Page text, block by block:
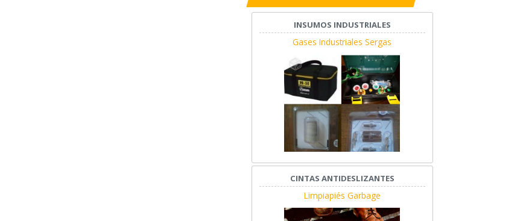
INSUMOS INDUSTRIALES
Gases Industriales Sergas
CINTAS ANTIDESLIZANTES
Limpiapiés Garbage